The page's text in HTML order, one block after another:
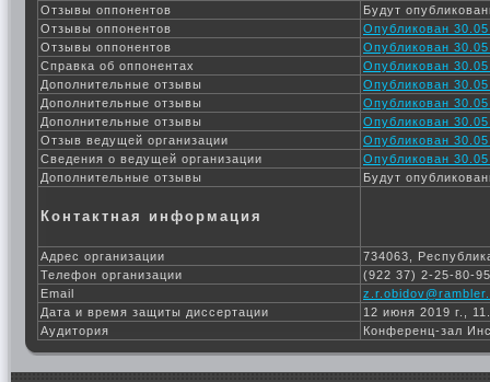
Отзывы оппонентов
Будут
Отзывы оппонентов
Опубликован
Отзывы оппонентов
Опубликован
Справка об оппонентах
Опубликован
Дополнительные отзывы
Опубликован
Дополнительные отзывы
Опубликован
Дополнительные отзывы
Опубликован
Отзыв ведущей организации
Опубликован
Сведения о ведущей организации
Опубликован
Дополнительные отзывы
Будут
Контактная информация
Адрес организации
734063,
Телефон организации
(922 37) 2-25-80-95
Email
Дата и время защиты диссертации
12 июня 2019 г.,
Аудитория
Конференц-зал